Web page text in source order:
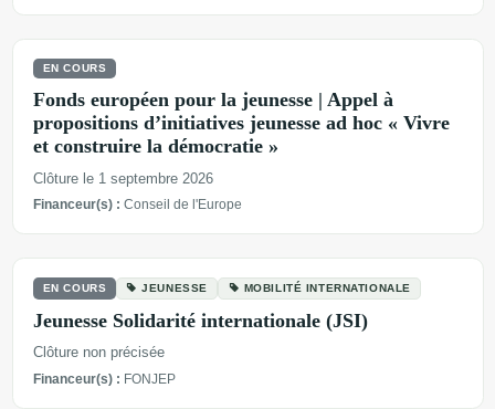
EN COURS
Fonds européen pour la jeunesse | Appel à
propositions d’initiatives jeunesse ad hoc « Vivre
et construire la démocratie »
Clôture le 1 septembre 2026
Financeur(s) : Conseil de l'Europe
EN COURS JEUNESSE MOBILITÉ INTERNATIONALE
Jeunesse Solidarité internationale (JSI)
Clôture non précisée
Financeur(s) : FONJEP